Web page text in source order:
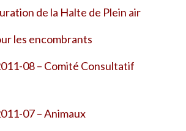
de la Halte de Plein air
les encombrants
08 – Comité Consultatif
07 – Animaux